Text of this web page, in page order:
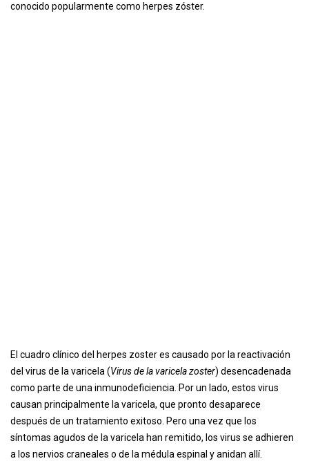
conocido popularmente como herpes zóster.
El cuadro clínico del herpes zoster es causado por la reactivación
del virus de la varicela (Virus de la varicela zoster) desencadenada
como parte de una inmunodeficiencia. Por un lado, estos virus
causan principalmente la varicela, que pronto desaparece
después de un tratamiento exitoso. Pero una vez que los
síntomas agudos de la varicela han remitido, los virus se adhieren
a los nervios craneales o de la médula espinal y anidan allí.